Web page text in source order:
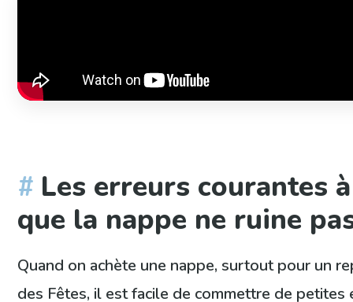
Les erreurs courantes
que la nappe ne ruine
Quand on achète une nappe, surtout pour un
des Fêtes, il est facile de commettre de